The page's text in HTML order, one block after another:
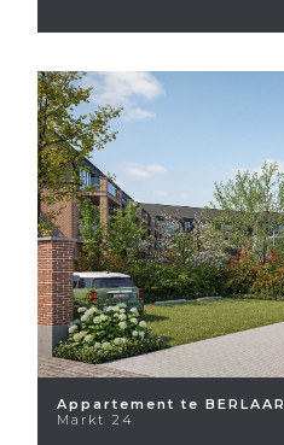
Appartement te BERLAAR
Markt 24